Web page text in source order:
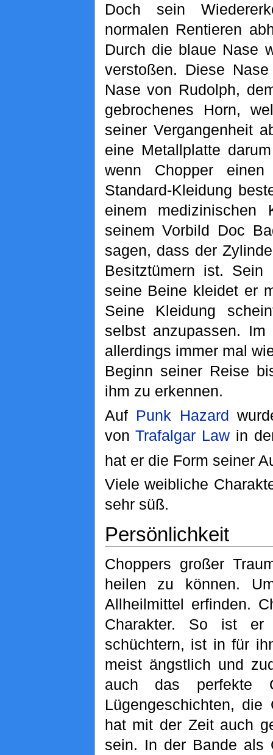
Doch sein
normalen Rentieren
Durch die blaue Nase
verstoßen. Diese
Nase von Rudolph,
gebrochenes Horn,
seiner Vergangenheit
eine Metallplatte
wenn Chopper
Standard-Kleidung
einem
seinem Vorbild Doc
sagen, dass der
Besitztümern ist. Sein
seine Beine kleidet er
Seine Kleidung
selbst anzupassen.
allerdings immer mal
Beginn seiner Reise
ihm zu erkennen.
Auf Punk Hazard
vonTrafalgar Law in
hat er die Form seiner
Viele weibliche
sehr süß.
Persönlichkeit
Choppers großer
heilen zu können.
Allheilmittel erfinden.
Charakter. So ist er
schüchtern, ist in für
meist ängstlich und
auch das
Lügengeschichten,
hat mit der Zeit auch
sein. In der Bande als